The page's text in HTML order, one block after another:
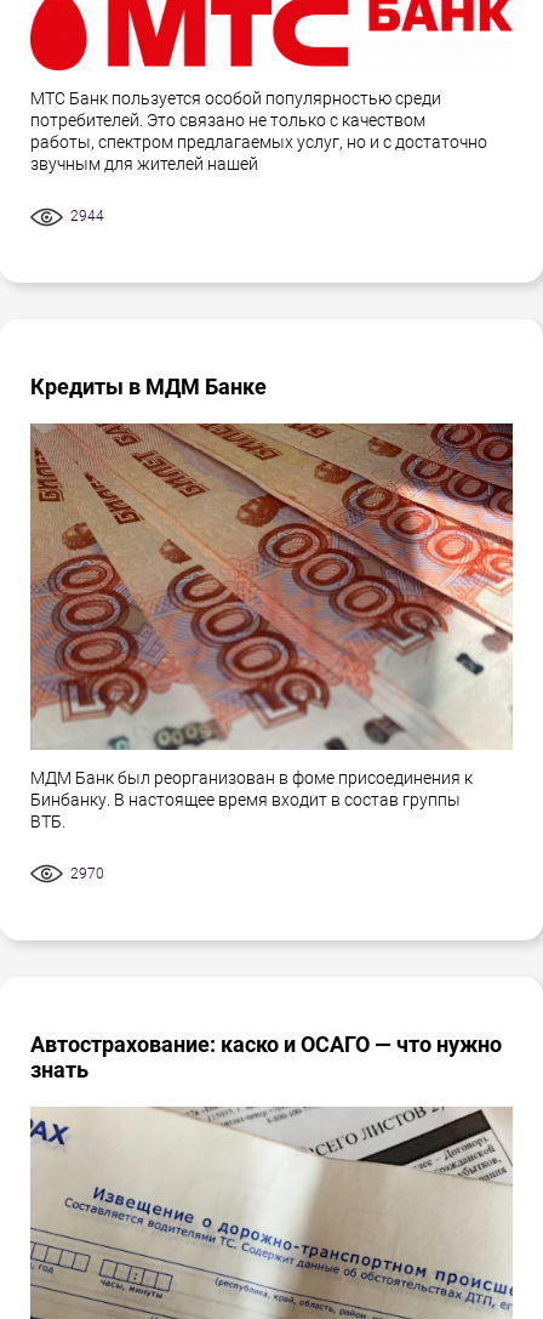
МТС Банк пользуется особой популярностью среди
потребителей. Это связано не только с качеством
работы, спектром предлагаемых услуг, но и с достаточно
звучным для жителей нашей
2944
Кредиты в МДМ Банке
МДМ Банк был реорганизован в фоме присоединения к
Бинбанку. В настоящее время входит в состав группы
ВТБ.
2970
Автострахование: каско и ОСАГО — что нужно
знать